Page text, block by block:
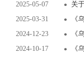
2025-05-07
2025-03-31
2024-12-23
2024-10-17
关
《
《
《